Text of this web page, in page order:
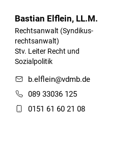
Bastian Elflein, LL.M.
Rechtsanwalt (Syndikus­
rechtsanwalt)
Stv. Leiter Recht und
Sozialpolitik
b.elflein@vdmb.de
089 33036 125
0151 61 60 21 08